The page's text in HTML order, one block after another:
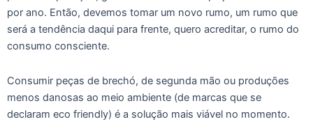
por ano. Então, devemos tomar um novo rumo, um rumo que
será a tendência daqui para frente, quero acreditar, o rumo do
consumo consciente.
Consumir peças de brechó, de segunda mão ou produções
menos danosas ao meio ambiente (de marcas que se
declaram eco friendly) é a solução mais viável no momento.